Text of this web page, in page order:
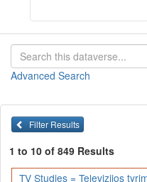
Depositors interested in
Lietuvos humanitarinių ir
infrastruktūra, suteikianti
tyrimų išteklių. Visi
lietuvių ir anglų kalbomis
įsikūręsKauno
Advanced Search
Filter Results
1 to 10 of 849 Results
TV Studies = Televizijos